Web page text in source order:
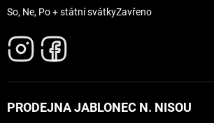
So, Ne, Po + státní svátkyZavřeno
PRODEJNA JABLONEC N. NISOU